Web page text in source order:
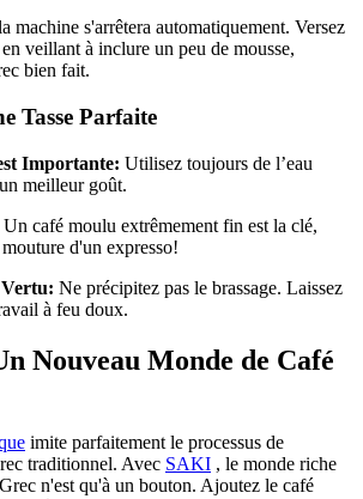
machine s'arrêtera automatiquement. Versez
veillant à inclure un peu de mousse,
bien fait.
Tasse Parfaite
Importante: Utilisez toujours de l’eau
meilleur goût.
Un café moulu extrêmement fin est la clé,
d'un expresso!
Vertu: Ne précipitez pas le brassage. Laissez
à feu doux.
Nouveau Monde de Café
imite parfaitement le processus de
traditionnel. Avec SAKI , le monde riche
n'est qu'à un bouton. Ajoutez le café